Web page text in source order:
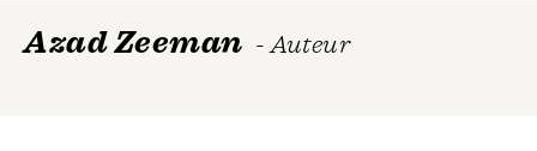
Azad Zeeman - Auteur